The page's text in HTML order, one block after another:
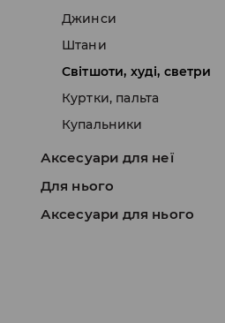
Джинси
Штани
Світшоти, xуді, светри
Куртки, пальта
Купальники
Аксесуари для неї
Для нього
Аксесуари для нього